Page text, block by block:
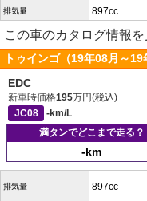
排気量 897cc
この車のカタログ情報を
トゥインゴ（19年08月～
EDC
新車時価格195万円(税込)
JC08
-km/L
満タンでどこまで走る？
-km
排気量 897cc